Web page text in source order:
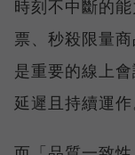
時刻不中斷的
票、秒殺限量
是重要的線上
延遲且持續運作